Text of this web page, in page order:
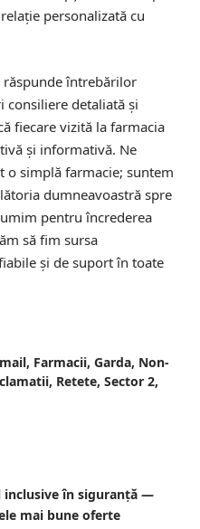
personalizată cu
răspunde întrebărilor
consiliere detaliată și
fiecare vizită la farmacia
și informativă. Ne
o simplă farmacie; suntem
dumneavoastră spre
pentru încrederea
să fim sursa
și de suport în toate
, Farmacii, Garda, Non-
, Retete, Sector 2,
inclusive în siguranță —
mai bune oferte